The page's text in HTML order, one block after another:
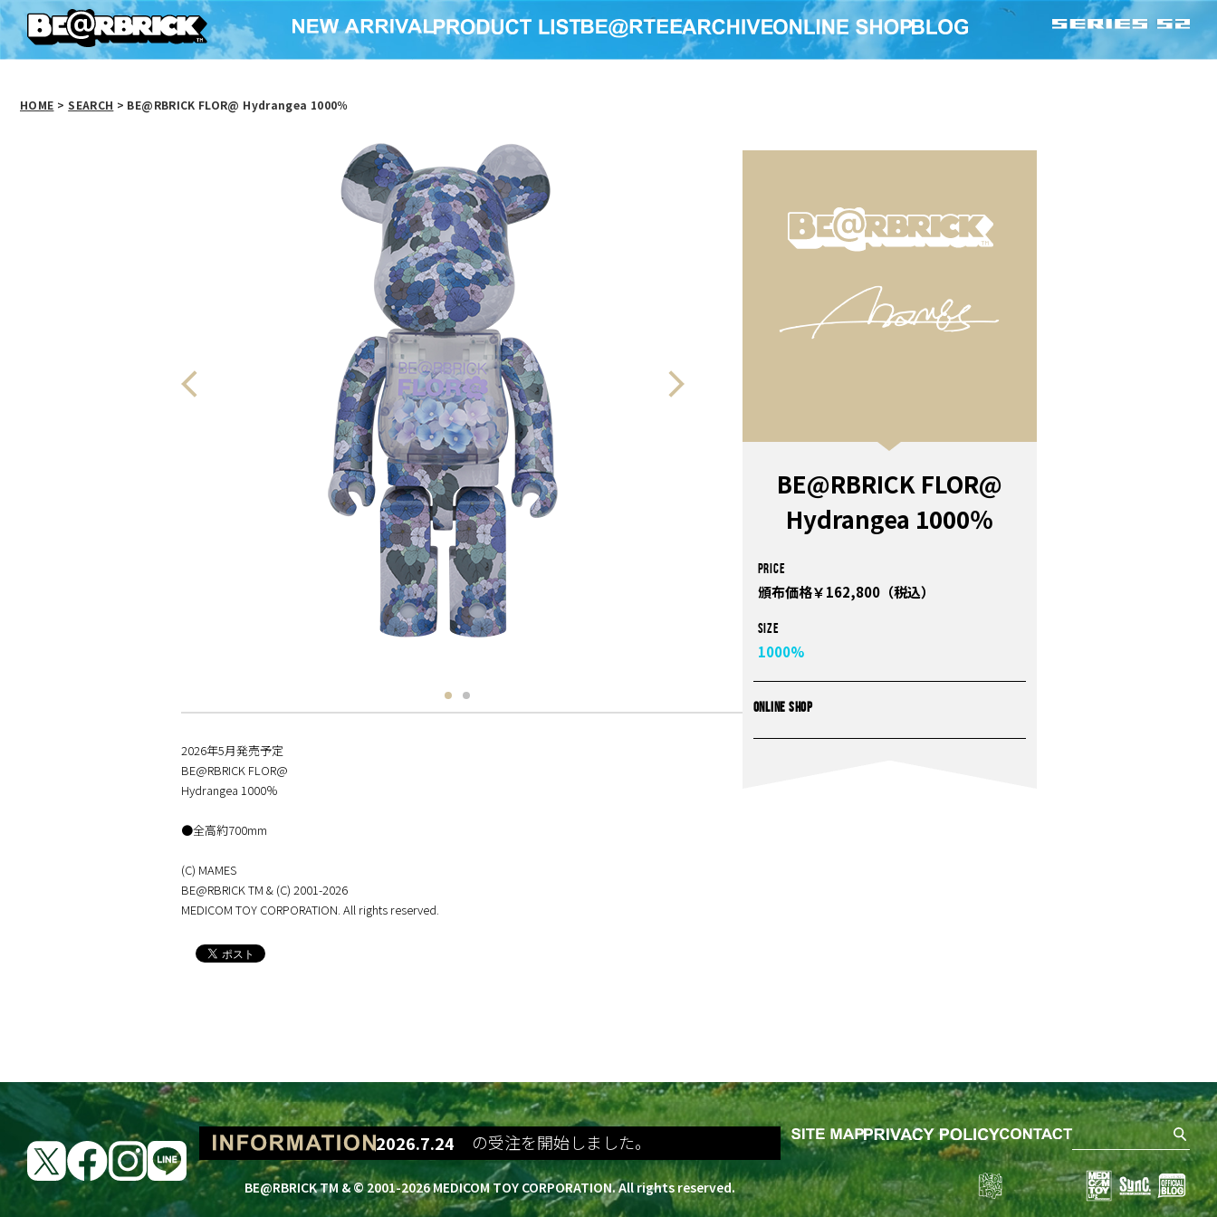
HOME > SEARCH > BE@RBRICK FLOR@ Hydrangea 1000％
BE@RBRICK FLOR@
Hydrangea 1000％
PRICE
頒布価格￥162,800（税込）
Size
1000%
ONLINE SHOP
2026年5月発売予定
BE@RBRICK FLOR@
Hydrangea 1000％
●全高約700mm
(C) MAMES
BE@RBRICK TM & (C) 2001-2026
MEDICOM TOY CORPORATION. All rights reserved.
2026.7.24
BE@RBRICK Lotso 400%の受注を開始しました。
2026.7.24
BE@RBRICK ロビン 400%の受注を開始しました。
2026.7.24
BE@RBRICK DERPY TIGER 400%の受注を開始しました。
BE@RBRICK TM & © 2001-2026 MEDICOM TOY CORPORATION. All rights reserved.